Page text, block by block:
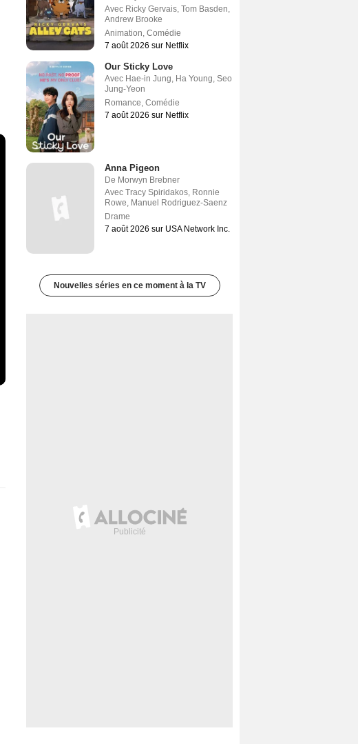
Avec Ricky Gervais Tom Basden
Andrew Brooke
Animation Comédie
7 août 2026 sur Netflix
Our Sticky Love
Avec Hae-in Jung Ha Young Seo
Jung-Yeon
Romance Comédie
7 août 2026 sur Netflix
Anna Pigeon
De Morwyn Brebner
Avec Tracy Spiridakos Ronnie
Rowe Manuel Rodriguez-Saenz
Drame
7 août 2026 sur USA Network Inc.
Nouvelles séries en ce moment à la TV